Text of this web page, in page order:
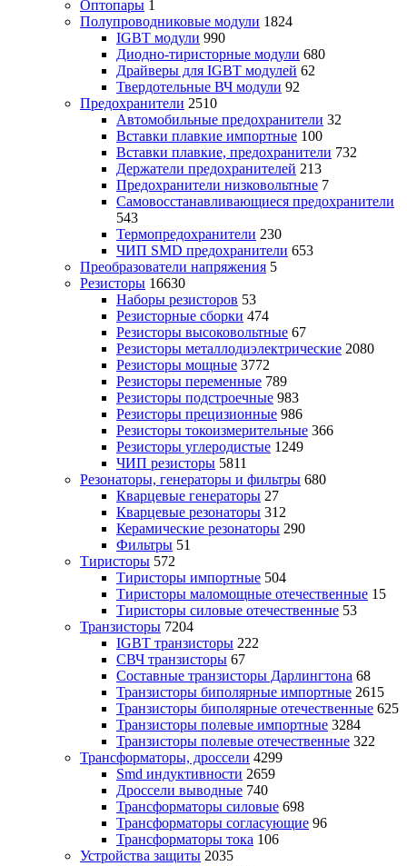
Оптопары 1
Полупроводниковые модули 1824
IGBT модули 990
Диодно-тиристорные модули 680
Драйверы для IGBT модулей 62
Твердотельные ВЧ модули 92
Предохранители 2510
Автомобильные предохранители 32
Вставки плавкие импортные 100
Вставки плавкие, предохранители 732
Держатели предохранителей 213
Предохранители низковольтные 7
Самовосстанавливающиеся предохранители
543
Термопредохранители 230
ЧИП SMD предохранители 653
Преобразователи напряжения 5
Резисторы 16630
Наборы резисторов 53
Резисторные сборки 474
Резисторы высоковольтные 67
Резисторы металлодиэлектрические 2080
Резисторы мощные 3772
Резисторы переменные 789
Резисторы подстроечные 983
Резисторы прецизионные 986
Резисторы токоизмерительные 366
Резисторы углеродистые 1249
ЧИП резисторы 5811
Резонаторы, генераторы и фильтры 680
Кварцевые генераторы 27
Кварцевые резонаторы 312
Керамические резонаторы 290
Фильтры 51
Тиристоры 572
Тиристоры импортные 504
Тиристоры маломощные отечественные 15
Тиристоры силовые отечественные 53
Транзисторы 7204
IGBT транзисторы 222
СВЧ транзисторы 67
Составные транзисторы Дарлингтона 68
Транзисторы биполярные импортные 2615
Транзисторы биполярные отечественные 625
Транзисторы полевые импортные 3284
Транзисторы полевые отечественные 322
Трансформаторы, дроссели 4299
Smd индуктивности 2659
Дроссели выводные 740
Трансформаторы силовые 698
Трансформаторы согласующие 96
Трансформаторы тока 106
Устройства защиты 2035